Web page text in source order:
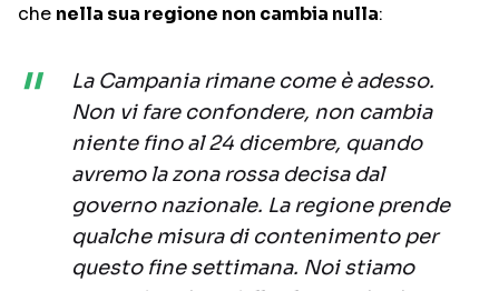
che nella sua regione non cambia nulla:
La Campania rimane come è adesso.
Non vi fare confondere, non cambia
niente fino al 24 dicembre, quando
avremo la zona rossa decisa dal
governo nazionale. La regione prende
qualche misura di contenimento per
questo fine settimana. Noi stiamo